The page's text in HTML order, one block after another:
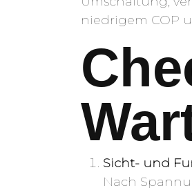
niedrigem COP
Sicht- und
Nach